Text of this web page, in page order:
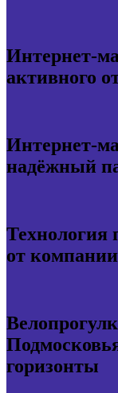
Интернет-
активного
Интернет-
надёжный
Технология
от
горизонты